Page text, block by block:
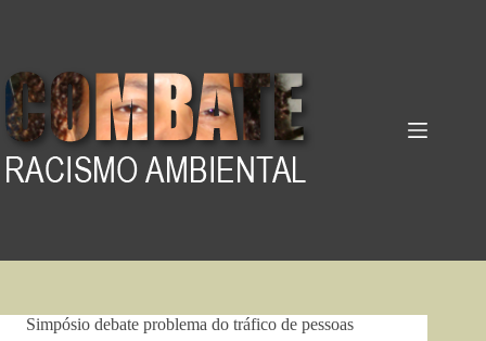
Simpósio debate problema do tráfico de pessoas